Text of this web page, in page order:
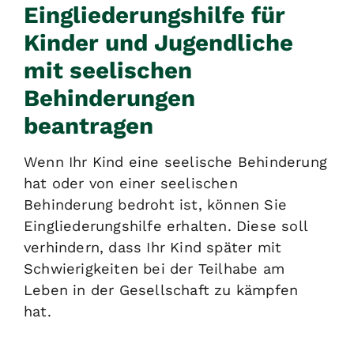
Eingliederungshilfe für
Kinder und Jugendliche
mit seelischen
Behinderungen
beantragen
Wenn Ihr Kind eine seelische Behinderung
hat oder von einer seelischen
Behinderung bedroht ist, können Sie
Eingliederungshilfe erhalten. Diese soll
verhindern, dass Ihr Kind später mit
Schwierigkeiten bei der Teilhabe am
Leben in der Gesellschaft zu kämpfen
hat.